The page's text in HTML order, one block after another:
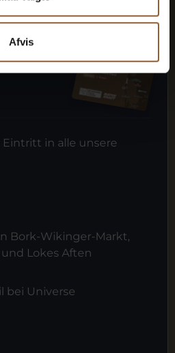
Afvis
Eintritt in alle unsere
Bork-Wikinger-Markt,
Lokes Aften
bei Universe